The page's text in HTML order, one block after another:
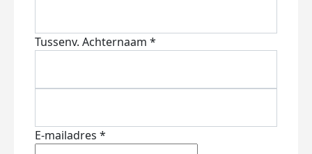
Tussenv. Achternaam *
E-mailadres *